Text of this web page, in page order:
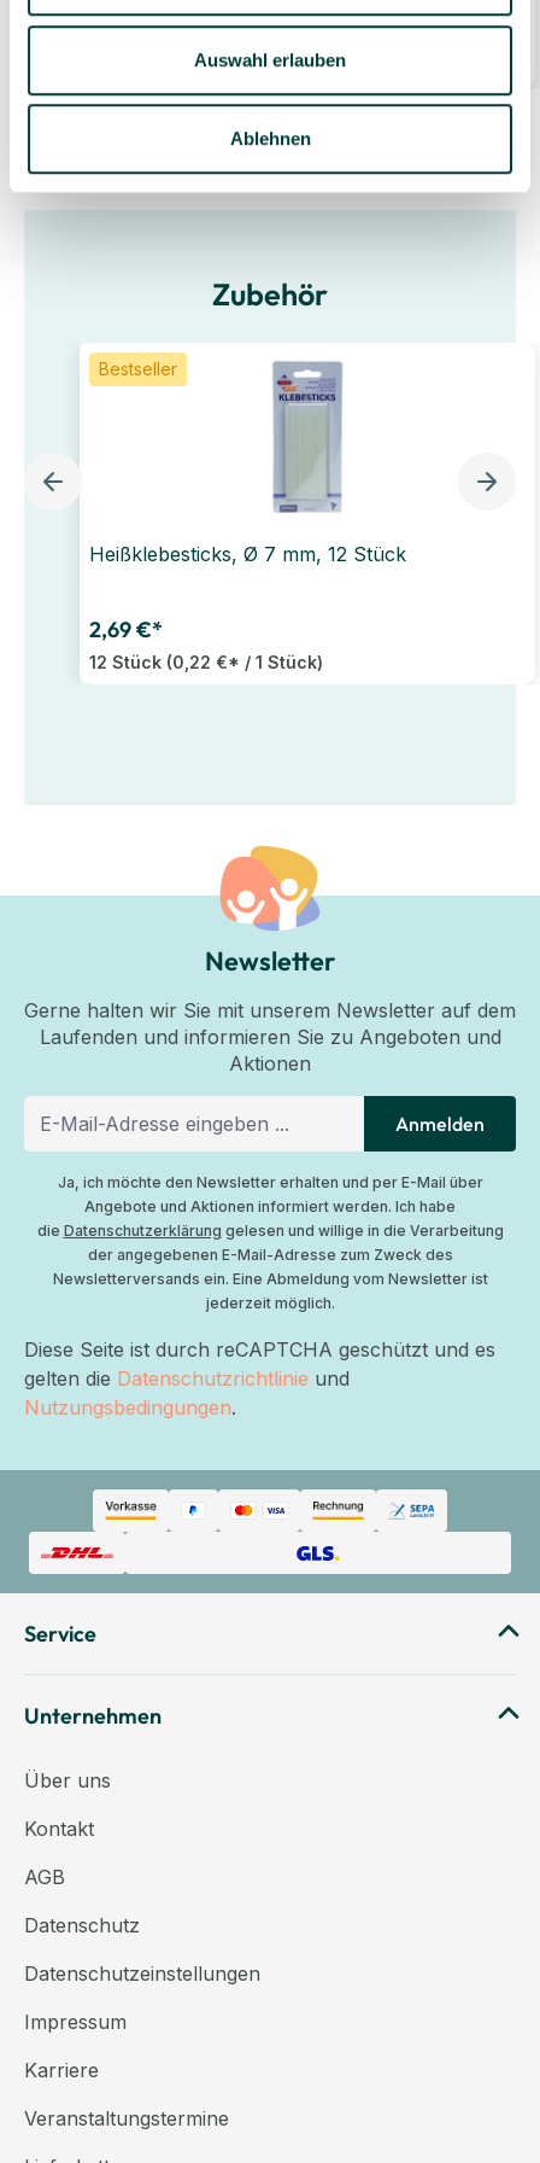
Auswahl erlauben
Ablehnen
26,99 €*
(26,99 €* / Stück)
Zubehör
Bestseller
Heißklebesticks, Ø 7 mm, 12 Stück
2,69 €*
12 Stück (0,22 €* / 1 Stück)
Newsletter
Gerne halten wir Sie mit unserem Newsletter auf dem
Laufenden und informieren Sie zu Angeboten und
Aktionen
Anmelden
Ja, ich möchte den Newsletter erhalten und per E-Mail über
Angebote und Aktionen informiert werden. Ich habe
die Datenschutzerklärung gelesen und willige in die Verarbeitung
der angegebenen E-Mail-Adresse zum Zweck des
Newsletterversands ein. Eine Abmeldung vom Newsletter ist
jederzeit möglich.
Diese Seite ist durch reCAPTCHA geschützt und es
gelten die Datenschutzrichtlinie und
Nutzungsbedingungen.
Service
Unternehmen
Über uns
Kontakt
AGB
Datenschutz
Datenschutzeinstellungen
Impressum
Karriere
Veranstaltungstermine